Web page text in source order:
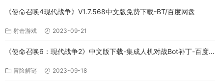
《使命召唤4现代战争》V1.7.568中文版免费下载-BT/百度网盘
射击游戏 2023-09-21
《使命召唤6：现代战争2》中文版下载-集成人机对战Bot补丁-百度
冒险解谜 2023-09-18